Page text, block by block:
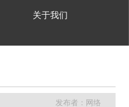
关于我们
发布者：网络